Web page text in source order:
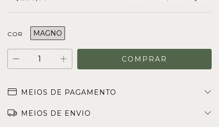
COR MAGNO
MEIOS DE PAGAMENTO
MEIOS DE ENVIO